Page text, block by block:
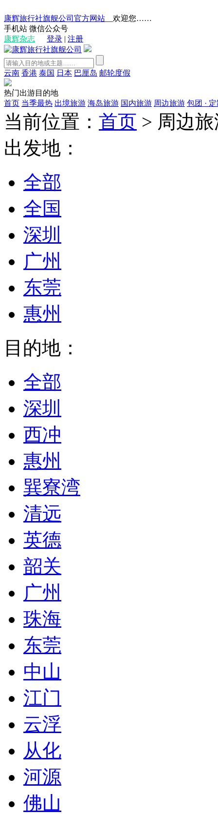
康辉旅行社旗舰公司官方网站 __欢迎您……
手机站 微信公众号
康辉杂志
登录 | 注册
云南 香港 泰国 日本 巴厘岛 邮轮度假
热门出游目的地
首页 当季最热 出境旅游 海岛旅游 国内旅游 周边旅游 包团 ·
当前位置： 首页 > 周边
出发地：
全部
全国
深圳
广州
东莞
惠州
目的地：
全部
深圳
西冲
惠州
巽寮湾
清远
英德
韶关
广州
珠海
东莞
中山
江门
云浮
从化
河源
佛山